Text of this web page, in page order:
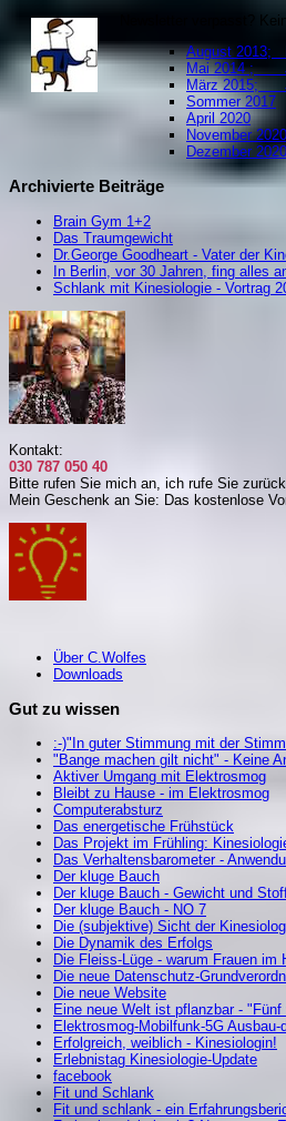
Newsletter verpasst?
August 2013;
Mai 2014 ;
März 2015;
Sommer 2017
April 2020
November 2020
Dezember 2020
Archivierte Beiträge
Brain Gym 1+2
Das Traumgewicht
Dr.George Goodheart - Vater der
In Berlin, vor 30 Jahren, fing alles an
Schlank mit Kinesiologie - Vortrag
Kontakt:
030 787 050 40
Bitte rufen Sie mich an, ich rufe Sie zurück.
Mein Geschenk an Sie: Das kostenlose
Über C.Wolfes
Downloads
Gut zu wissen
:-)"In guter Stimmung mit der
"Bange machen gilt nicht" - Keine
Aktiver Umgang mit Elektrosmog
Bleibt zu Hause - im Elektrosmog
Computerabsturz
Das energetische Frühstück
Das Projekt im Frühling:
Das Verhaltensbarometer -
Der kluge Bauch
Der kluge Bauch - Gewicht und
Der kluge Bauch - NO 7
Die (subjektive) Sicht der
Die Dynamik des Erfolgs
Die Fleiss-Lüge - warum Frauen im
Die neue Datenschutz-
Die neue Website
Eine neue Welt ist pflanzbar -
Elektrosmog-Mobilfunk-5G
Erfolgreich, weiblich - Kinesiologin!
Erlebnistag Kinesiologie-Update
facebook
Fit und Schlank
Fit und schlank - ein